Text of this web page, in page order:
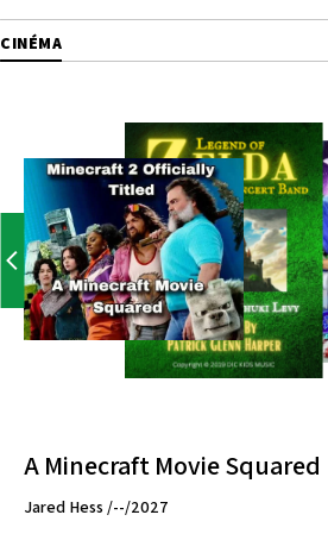
CINÉMA
A Minecraft Movie Squared
Jared Hess /--/2027